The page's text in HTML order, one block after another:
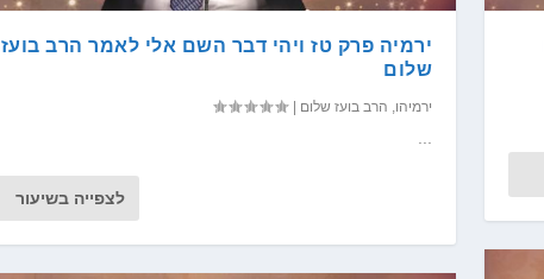
ירמיה פרק טז ויהי דבר השם אלי לאמר הרב בועז
שלום
ירמיהו, הרב בועז שלום
לצפייה בשיעור